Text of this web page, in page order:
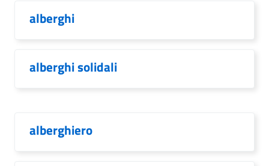
alberghi
alberghi solidali
alberghiero